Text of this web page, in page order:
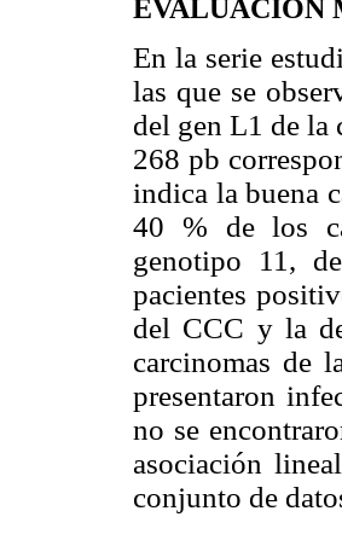
EVALUACIÓN
En la serie
las que se
del gen L1 de la
268 pb
indica la buena
40 % de los
genotipo 11,
pacientes
del CCC y la
carcinomas de
presentaron
no se
asociación
conjunto de